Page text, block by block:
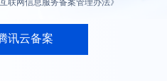
讯云备案